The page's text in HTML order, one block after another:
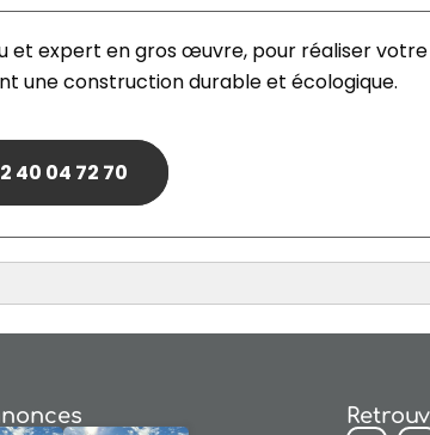
et expert en gros œuvre, pour réaliser
une construction durable et écologique.
40 04 72 70